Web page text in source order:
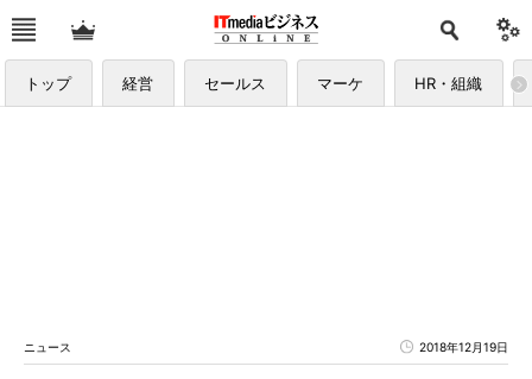
トップ 経営 セールス マーケ HR・組織
ニュース 2018年12月19日